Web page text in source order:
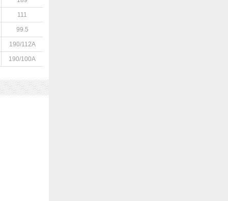
111
99.5
190/112A
190/100A